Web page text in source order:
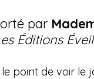
par
Éditions
point de voir le